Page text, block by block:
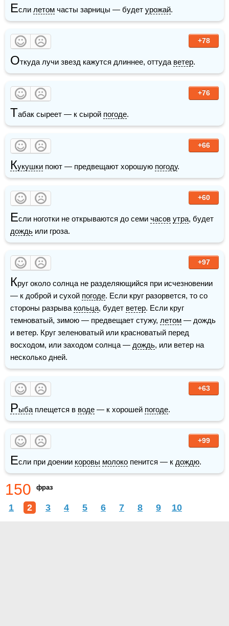
Если летом часты зарницы — будет урожай.
+78
Откуда лучи звезд кажутся длиннее, оттуда ветер.
+76
Табак сыреет — к сырой погоде.
+66
Кукушки поют — предвещают хорошую погоду.
+60
Если ноготки не открываются до семи часов утра
дождь или гроза.
+97
Круг около солнца не разделяющийся при исчезновении
— к доброй и сухой погоде. Если круг разорвется, то со
стороны разрыва кольца, будет ветер. Если круг
темноватый, зимою — предвещает стужу, летом — дождь
и ветер. Круг зеленоватый или красноватый перед
восходом, или заходом солнца — дождь, или ветер на
несколько дней.
+63
Рыба плещется в воде — к хорошей погоде.
+99
Если при доении коровы молоко пенится — к дождю.
150 фраз
1 2 3 4 5 6 7 8 9 10